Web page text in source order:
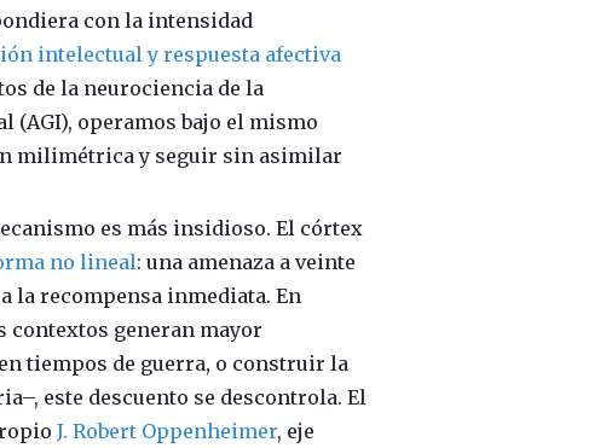
con la intensidad
intelectual y respuesta afectiva
de la neurociencia de la
operamos bajo el mismo
milimétrica y seguir sin asimilar
es más insidioso. El córtex
no lineal: una amenaza a veinte
la recompensa inmediata. En
contextos generan mayor
tiempos de guerra, o construir la
este descuento se descontrola. El
J. Robert Oppenheimer, eje